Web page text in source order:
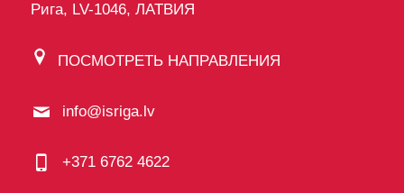
Рига, LV-1046, ЛАТВИЯ
ПОСМОТРЕТЬ НАПРАВЛЕНИЯ
info@isriga.lv
+371 6762 4622